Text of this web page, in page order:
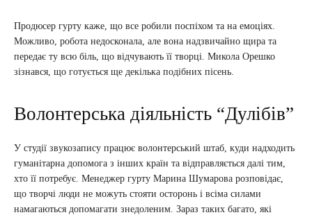
Продюсер гурту каже, що все робили поспіхом та на емоціях.
Можливо, робота недосконала, але вона надзвичайно щира та
передає ту всю біль, що відчувають її творці. Микола Орешко
зізнався, що готується ще декілька подібних пісень.
Волонтерська діяльність “Дулібів”
У студії звукозапису працює волонтерський штаб, куди надходить
гуманітарна допомога з інших країн та відправляється далі тим,
хто її потребує. Менеджер гурту Марина Шумарова розповідає,
що творчі люди не можуть стояти осторонь і всіма силами
намагаються допомагати знедоленим. Зараз таких багато, які